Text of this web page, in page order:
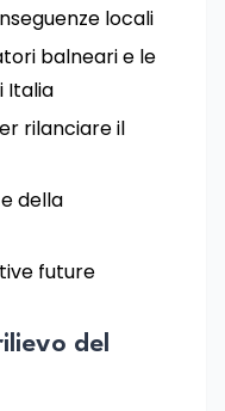
locali
balneari e le
Italia
rilanciare il
della
future
del